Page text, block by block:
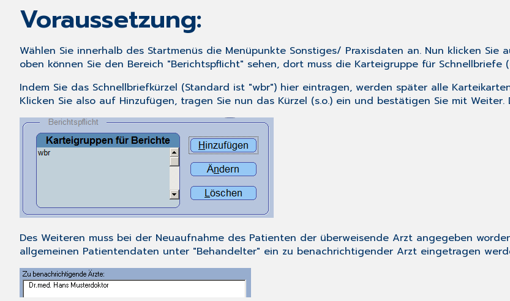
Voraussetzung:
Wählen Sie innerhalb des Startmenüs die Menüpunkte Sonstiges/ Praxisdaten an. Nun klicken Sie
oben können Sie den Bereich "Berichtspflicht" sehen, dort muss die Karteigruppe für Schnellbriefe
Indem Sie das Schnellbriefkürzel (Standard ist "wbr") hier eintragen, werden später alle
Klicken Sie also auf Hinzufügen, tragen Sie nun das Kürzel (s.o.) ein und bestätigen Sie mit Weiter.
Des Weiteren muss bei der Neuaufnahme des Patienten der überweisende Arzt angegeben
allgemeinen Patientendaten unter "Behandelter" ein zu benachrichtigender Arzt eingetragen